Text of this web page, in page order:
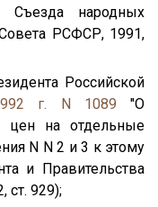
Съезда народных
РСФСР, 1991,
Российской
г. N 1089 "О
цен на отдельные
N N 2 и 3 к этому
и Правительства
ст. 929);